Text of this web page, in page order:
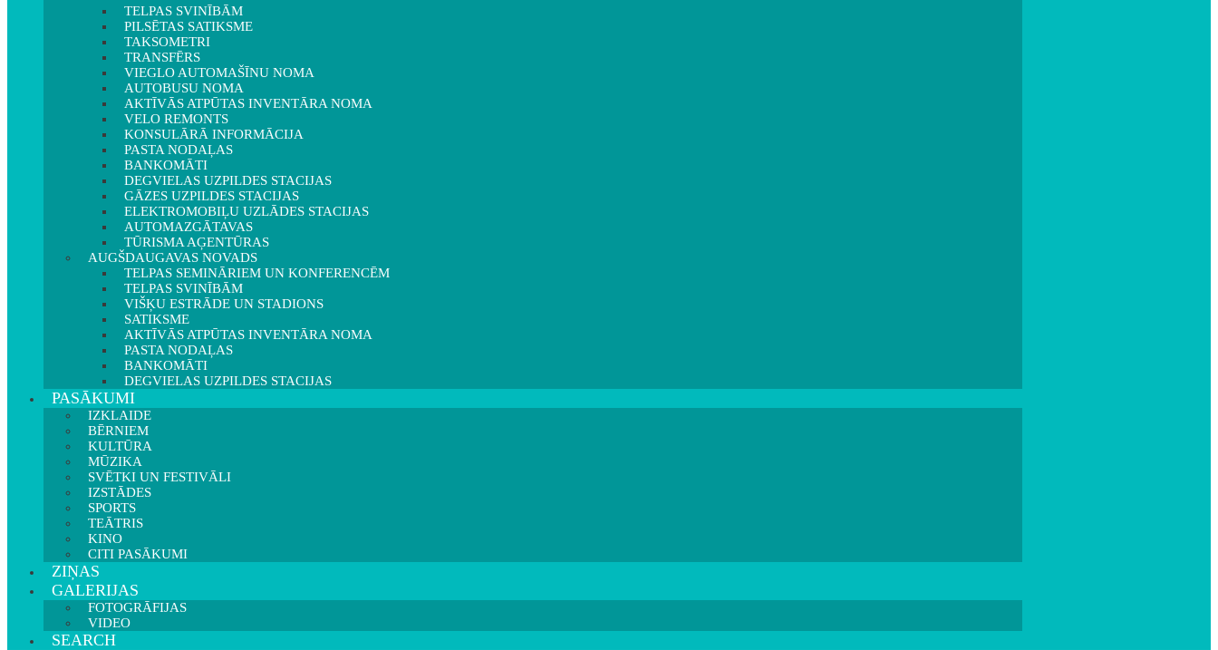
TELPAS SVINĪBĀM
PILSĒTAS SATIKSME
TAKSOMETRI
TRANSFĒRS
VIEGLO AUTOMAŠĪNU NOMA
AUTOBUSU NOMA
AKTĪVĀS ATPŪTAS INVENTĀRA NOMA
VELO REMONTS
KONSULĀRĀ INFORMĀCIJA
PASTA NODAĻAS
BANKOMĀTI
DEGVIELAS UZPILDES STACIJAS
GĀZES UZPILDES STACIJAS
ELEKTROMOBIĻU UZLĀDES STACIJAS
AUTOMAZGĀTAVAS
TŪRISMA AĢENTŪRAS
AUGŠDAUGAVAS NOVADS
TELPAS SEMINĀRIEM UN KONFERENCĒM
TELPAS SVINĪBĀM
VIŠĶU ESTRĀDE UN STADIONS
SATIKSME
AKTĪVĀS ATPŪTAS INVENTĀRA NOMA
PASTA NODAĻAS
BANKOMĀTI
DEGVIELAS UZPILDES STACIJAS
PASĀKUMI
IZKLAIDE
BĒRNIEM
KULTŪRA
MŪZIKA
SVĒTKI UN FESTIVĀLI
IZSTĀDES
SPORTS
TEĀTRIS
KINO
CITI PASĀKUMI
ZIŅAS
GALERIJAS
FOTOGRĀFIJAS
VIDEO
SEARCH